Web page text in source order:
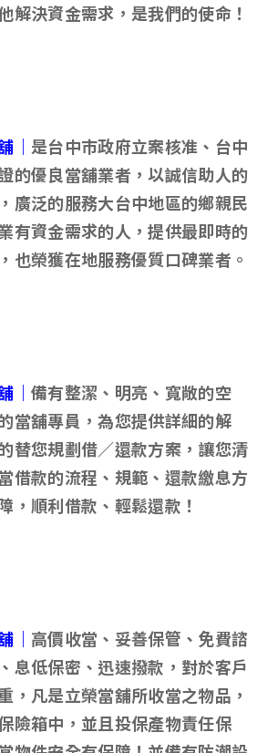
解決資金需求，是我們的使命！
｜ 是台中市政府立案核准、台中
的優良當舖業者，以誠信助人的
廣泛的服務大台中地區的鄉親民
有資金需求的人，提供最即時的
也榮獲在地服務優質口碑業者。
｜ 備有整潔、明亮、寬敞的空
當舖專員，為您提供詳細的解
替您規劃借／還款方案，讓您清
借款的流程、規範、還款繳息方
，順利借款、輕鬆還款！
｜ 高價收當、妥善保管、免費諮
息低保密、迅速撥款，對於客戶
，凡是立榮當舖所收當之物品，
險箱中，並且投保產物責任保